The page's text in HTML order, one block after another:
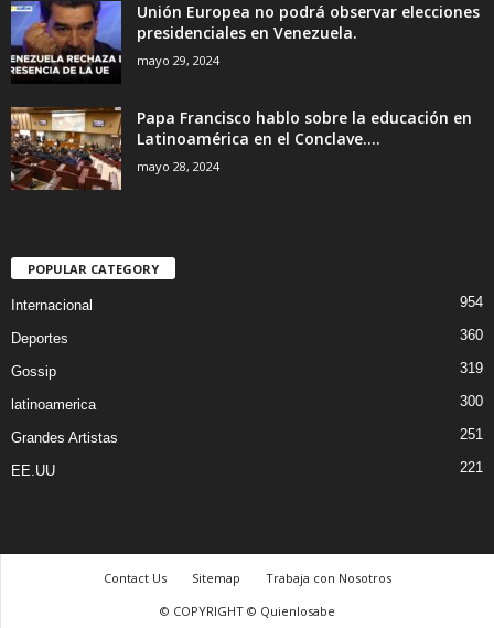
Unión Europea no podrá observar elecciones
presidenciales en Venezuela.
mayo 29, 2024
Papa Francisco hablo sobre la educación en
Latinoamérica en el Conclave....
mayo 28, 2024
POPULAR CATEGORY
Internacional 954
Deportes 360
Gossip 319
latinoamerica 300
Grandes Artistas 251
EE.UU 221
Contact Us Sitemap
Trabaja con Nosotros
© COPYRIGHT © Quienlosabe